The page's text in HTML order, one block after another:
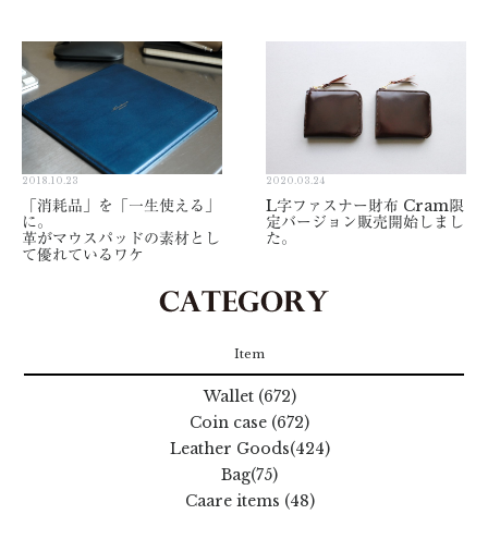
2018.10.23
「消耗品」を「一生使える」
に。
革がマウスパッドの素材とし
て優れているワケ
2020.03.24
L字ファスナー財布 Cram限
定バージョン販売開始しまし
た。
Item
Wallet (672)
Coin case (672)
Leather Goods(424)
Bag(75)
Caare items (48)